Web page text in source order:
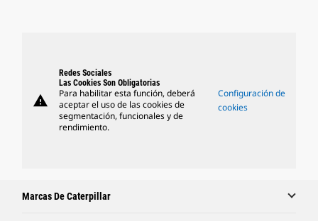
warning
Redes Sociales
Las Cookies Son Obligatorias
Para habilitar esta función, deberá
aceptar el uso de las cookies de
segmentación, funcionales y de
rendimiento.
Configuración de
cookies
Marcas De Caterpillar